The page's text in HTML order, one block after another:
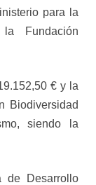
para la
Fundación
€ y la
Biodiversidad
siendo la
de Desarrollo